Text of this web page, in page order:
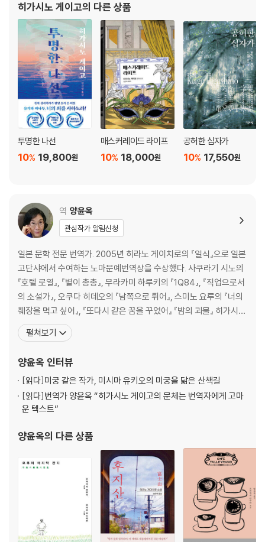
플라스의 마녀》 《가면산장 살인사건》
히가시노 게이고의 다른 상품
투명한 나선
19,800원
10%
매스커레이드 라이프
18,000원
10%
공허한 십자가
17,550원
10%
역 양윤옥
관심작가 알림신청
일본 문학 전문 번역가. 2005년 히라노 게이치로의 『일식』으로 일본
고단샤에서 수여하는 노마문예번역상을 수상했다. 사쿠라기 시노의
『호텔 로열』, 『별이 총총』, 무라카미 하루키의 『1Q84』, 『직업으로서
의 소설가』, 오쿠다 히데오의 『남쪽으로 튀어』, 스미노 요루의 『너의
췌장을 먹고 싶어』, 『또다시 같은 꿈을 꾸었어』 『밤의 괴물』 히가시노
게이고의 『나미야 잡화점의 기적』, 『눈보라 체이스』, 『그대 눈동자에
건배』, 『위험한 비너스』, 『라플라스의 마녀』, 『악의』, 『유성의 인연』,
의 『
펼쳐보기
양윤옥 인터뷰
[읽다]미궁 같은 작가, 미시마 유키오의 미궁을 닮은 산책길
[읽다]번역가 양윤옥 “히가시노 게이고의 문체는 번역자에게 고마
운 텍스트”
양윤옥의 다른 상품